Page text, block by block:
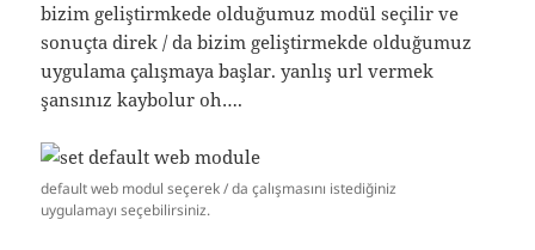
bizim geliştirmkede olduğumuz modül seçilir ve
sonuçta direk / da bizim geliştirmekde olduğumuz
uygulama çalışmaya başlar. yanlış url vermek
şansınız kaybolur oh….
default web modul seçerek / da çalışmasını istediğiniz
uygulamayı seçebilirsiniz.